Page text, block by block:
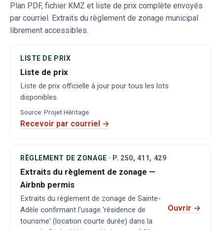
Plan PDF, fichier KMZ et liste de prix complète envoyés
par courriel. Extraits du règlement de zonage municipal
librement accessibles.
LISTE DE PRIX
Liste de prix
Liste de prix officielle à jour pour tous les lots
disponibles.
Source: Projet Héritage
Recevoir par courriel →
RÈGLEMENT DE ZONAGE · P. 250, 411, 429
Extraits du règlement de zonage —
Airbnb permis
Extraits du règlement de zonage de Sainte-
Adèle confirmant l'usage 'résidence de
tourisme' (location courte durée) dans la
Ouvrir →